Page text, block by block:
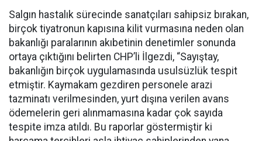
Salgın hastalık sürecinde sanatçıları sahipsiz bırakan,
birçok tiyatronun kapısına kilit vurmasına neden olan
bakanlığı paralarının akıbetinin denetimler sonunda
ortaya çıktığını belirten CHP’li İlgezdi, “Sayıştay,
bakanlığın birçok uygulamasında usulsüzlük tespit
etmiştir. Kaymakam gezdiren personele arazi
tazminatı verilmesinden, yurt dışına verilen avans
ödemelerin geri alınmamasına kadar çok sayıda
tespite imza atıldı. Bu raporlar göstermiştir ki